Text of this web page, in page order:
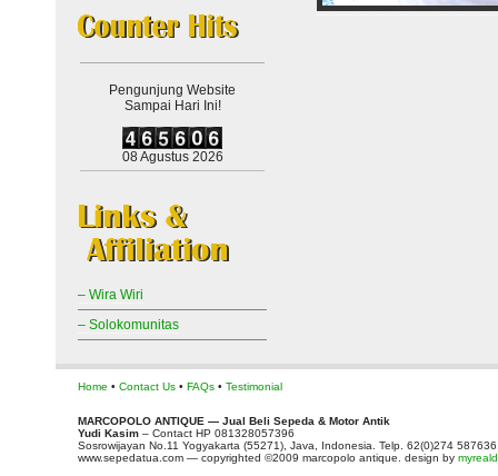
Pengunjung Website
Sampai Hari Ini!
08 Agustus 2026
– Wira Wiri
– Solokomunitas
Home • Contact Us • FAQs • Testimonial
MARCOPOLO ANTIQUE — Jual Beli Sepeda & Motor Antik
Yudi Kasim – Contact HP 081328057396
Sosrowijayan No.11 Yogyakarta (55271), Java, Indonesia. Telp. 62(0)274 587636
www.sepedatua.com — copyrighted ©2009 marcopolo antique. design by